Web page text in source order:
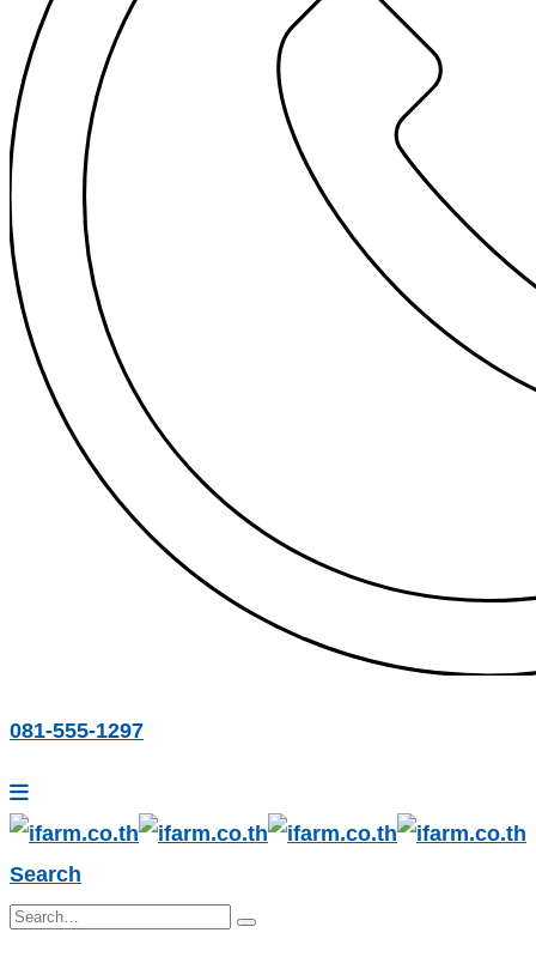
081-555-1297
Search